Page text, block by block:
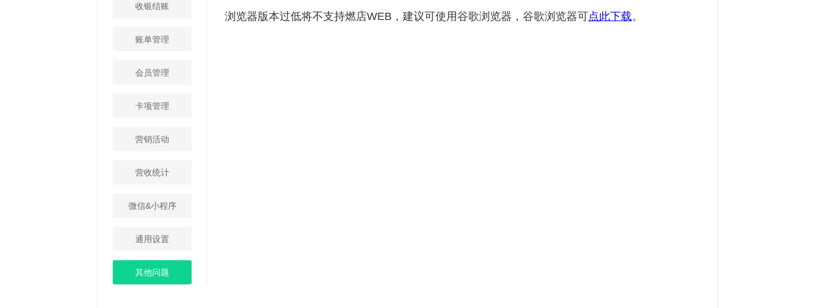
收银结账
账单管理
会员管理
卡项管理
营销活动
营收统计
微信&小程序
通用设置
其他问题
浏览器版本过低将不支持燃店WEB，建议可使用谷歌浏览器，谷歌浏览器可点此下载。